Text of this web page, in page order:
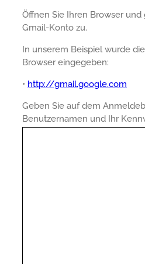
Öffnen Sie Ihren Browser und
Gmail-Konto zu.
In unserem Beispiel wurde
Browser eingegeben:
• http://gmail.google.com
Geben Sie auf dem
Benutzernamen und Ihr